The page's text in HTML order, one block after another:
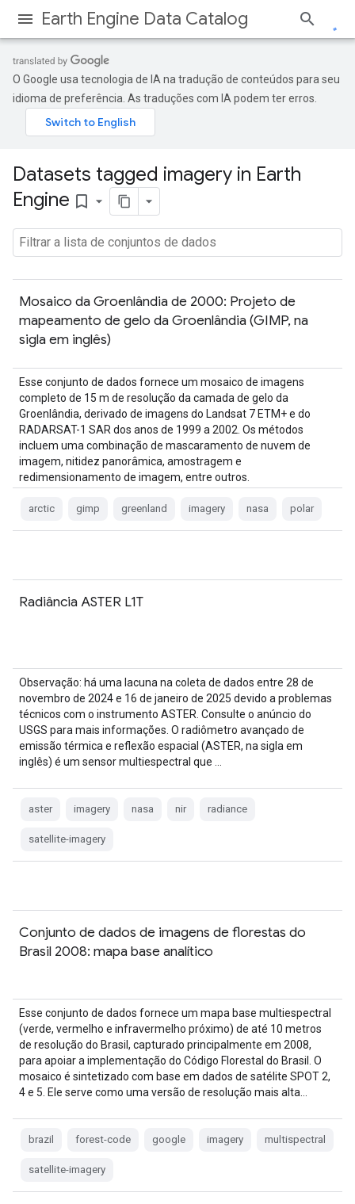
Earth Engine Data Catalog
O Google usa tecnologia de IA na tradução de conteúdos para seu
idioma de preferência. As traduções com IA podem ter erros.
Datasets tagged imagery in Earth
Engine bookmark_border
Mosaico da Groenlândia de 2000: Projeto de
mapeamento de gelo da Groenlândia (GIMP, na
sigla em inglês)
Esse conjunto de dados fornece um mosaico de imagens
completo de 15 m de resolução da camada de gelo da
Groenlândia, derivado de imagens do Landsat 7 ETM+ e do
RADARSAT-1 SAR dos anos de 1999 a 2002. Os métodos
incluem uma combinação de mascaramento de nuvem de
imagem, nitidez panorâmica, amostragem e
redimensionamento de imagem, entre outros.
arctic gimp greenland imagery nasa polar
Radiância ASTER L1T
Observação: há uma lacuna na coleta de dados entre 28 de
novembro de 2024 e 16 de janeiro de 2025 devido a problemas
técnicos com o instrumento ASTER. Consulte o anúncio do
USGS para mais informações. O radiômetro avançado de
emissão térmica e reflexão espacial (ASTER, na sigla em
inglês) é um sensor multiespectral que …
aster imagery nasa nir radiance
satellite-imagery
Conjunto de dados de imagens de florestas do
Brasil 2008: mapa base analítico
Esse conjunto de dados fornece um mapa base multiespectral
(verde, vermelho e infravermelho próximo) de até 10 metros
de resolução do Brasil, capturado principalmente em 2008,
para apoiar a implementação do Código Florestal do Brasil. O
mosaico é sintetizado com base em dados de satélite SPOT 2,
4 e 5. Ele serve como uma versão de resolução mais alta…
brazil forest-code google imagery multispectral
satellite-imagery